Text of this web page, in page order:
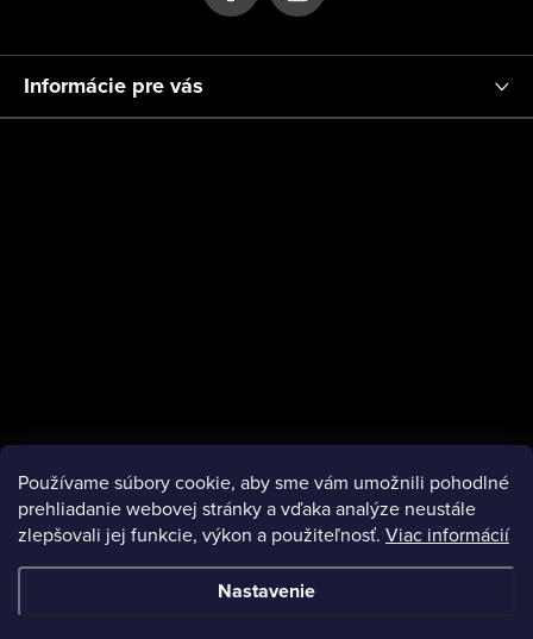
Používame súbory cookie, aby sme vám umožnili pohodlné
prehliadanie webovej stránky a vďaka analýze neustále
zlepšovali jej funkcie, výkon a použiteľnosť. Viac informácií
Nastavenie
e
Informácie pre vás
Instagram